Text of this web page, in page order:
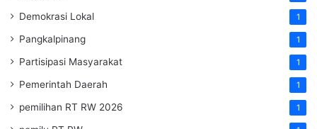
Demokrasi Lokal 1
Pangkalpinang 1
Partisipasi Masyarakat 1
Pemerintah Daerah 1
pemilihan RT RW 2026 1